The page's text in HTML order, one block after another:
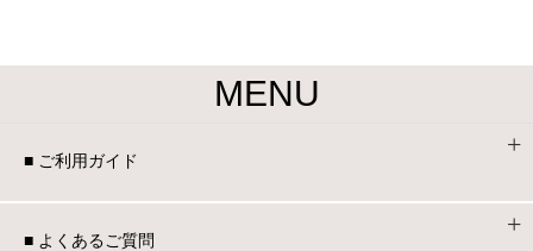
MENU
■ ご利用ガイド
■ よくあるご質問